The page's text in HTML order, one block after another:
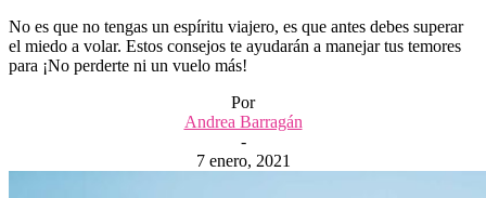
No es que no tengas un espíritu viajero, es que antes debes superar
el miedo a volar. Estos consejos te ayudarán a manejar tus temores
para ¡No perderte ni un vuelo más!
Por
Andrea Barragán
-
7 enero, 2021